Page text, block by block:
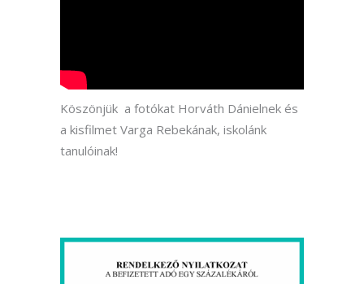
Köszönjük a fotókat Horváth Dánielnek és
a kisfilmet Varga Rebekának, iskolánk
tanulóinak!